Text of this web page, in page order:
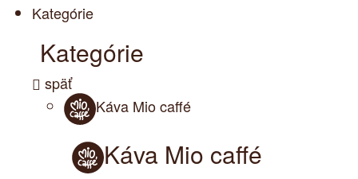
Kategórie
Kategórie
späť
Káva Mio caffé
Káva Mio caffé